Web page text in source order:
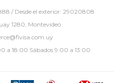
/ Desde el exterior: 29020808
1280, Montevideo
a 18:00 Sábados 9:00 a 13:00